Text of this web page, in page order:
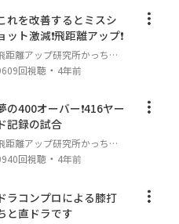
れを改善するとミスシ
ット激減❗️飛距離アップ❗️
距離アップ研究所かっちゃ
ねる回視聴 ・ 4年前
の400オーバー❗️416ヤー
記録の試合
距離アップ研究所かっちゃ
ねる回視聴 ・ 4年前
ラコンプロによる膝打
と直ドラです